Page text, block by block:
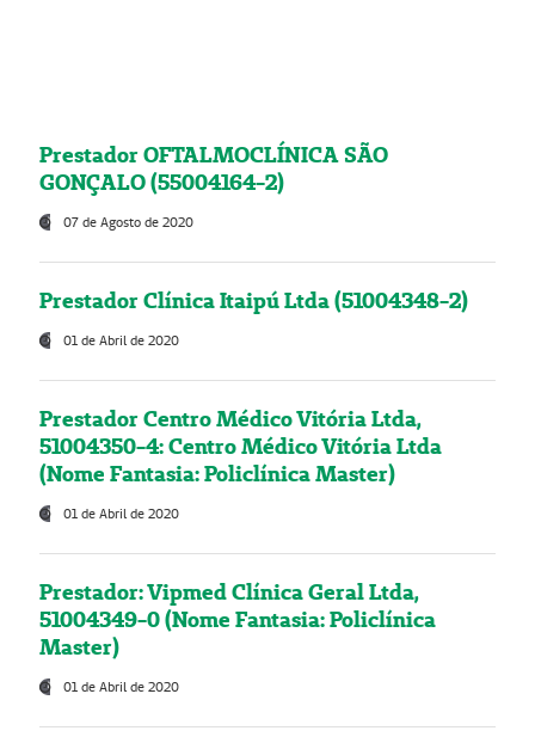
Prestador OFTALMOCLÍNICA SÃO
GONÇALO (55004164-2)
07 de Agosto de 2020
Prestador Clínica Itaipú Ltda (51004348-2)
01 de Abril de 2020
Prestador Centro Médico Vitória Ltda,
51004350-4: Centro Médico Vitória Ltda
(Nome Fantasia: Policlínica Master)
01 de Abril de 2020
Prestador: Vipmed Clínica Geral Ltda,
51004349-0 (Nome Fantasia: Policlínica
Master)
01 de Abril de 2020